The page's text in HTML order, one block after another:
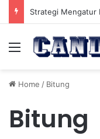
Menu
Home / Bitung
Bitung